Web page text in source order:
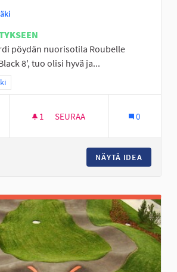
pöydän nuorisotila Roubelle
8', tuo olisi hyvä ja...
mukaan: Läntinen Seinäjoki
1 1 SEURAAJA
SEURAA 0
NÄYTÄ IDEA